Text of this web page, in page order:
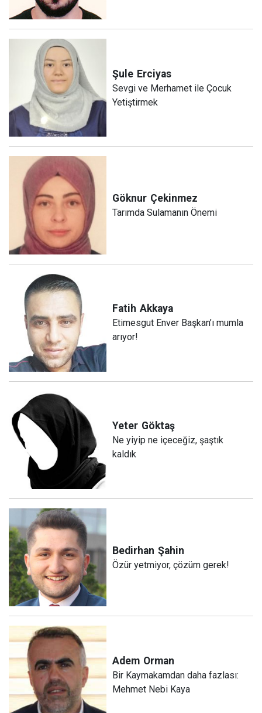
Şule Erciyas
Sevgi ve Merhamet ile Çocuk
Yetiştirmek
Göknur Çekinmez
Tarımda Sulamanın Önemi
Fatih Akkaya
Etimesgut Enver Başkan’ı mumla
arıyor!
Yeter Göktaş
Ne yiyip ne içeceğiz, şaştık
kaldık
Bedirhan Şahin
Özür yetmiyor, çözüm gerek!
Adem Orman
Bir Kaymakamdan daha fazlası:
Mehmet Nebi Kaya